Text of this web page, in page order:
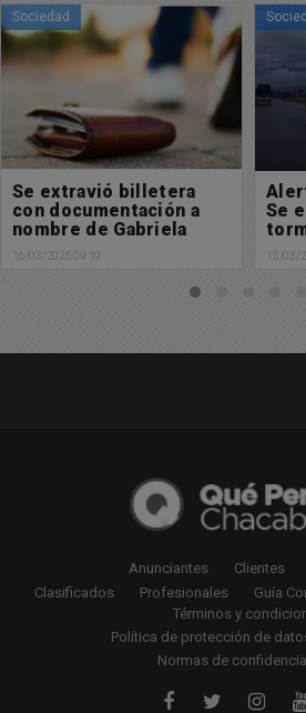
Sociedad
Alerta Metereológico:
Se esperan fuertes
tormentas
15/03/2026 21:11
La
los
15/03/
Anunciantes Clientes
Clasificados
Profesionales Guía
Términos y
Política de protección de
Normas de